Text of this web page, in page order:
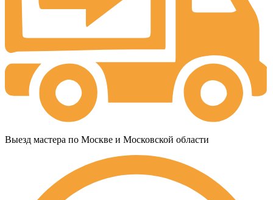
Выезд мастера по Москве и Московской области